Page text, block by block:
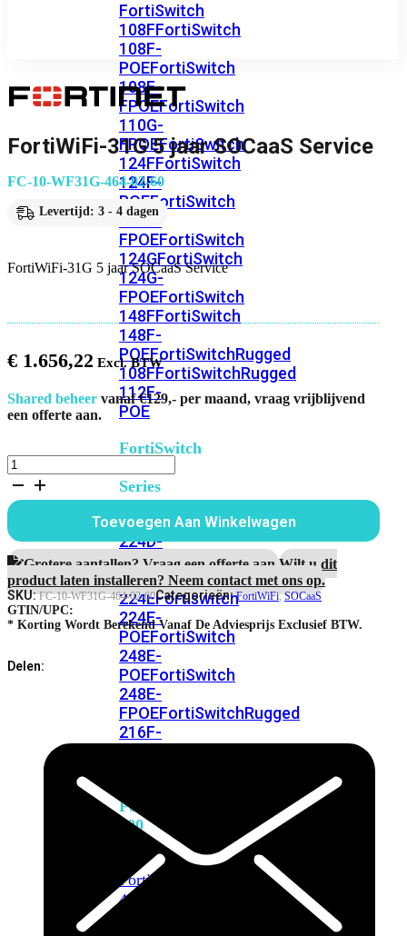
FortiSwitch
108FFortiSwitch
108F-
POEFortiSwitch
108F-
FPOEFortiSwitch
110G-
FPOEFortiSwitch
124FFortiSwitch
124F-
POEFortiSwitch
124F-
FPOEFortiSwitch
124GFortiSwitch
124G-
FPOEFortiSwitch
148FFortiSwitch
148F-
POEFortiSwitchRugged
108FFortiSwitchRugged
112F-
POE
FortiSwitch
Series
FortiSwitch
224D-
FPOEFortiSwitch
248DFortiSwitch
224EFortiswitch
224E-
POEFortiSwitch
248E-
POEFortiSwitch
248E-
FPOEFortiSwitchRugged
216F-
FortiSwitch
400
Series
FortiSwitch
424E
FortiWiFi-31G 5 jaar SOCaaS Service
FC-10-WF31G-464-02-60
Levertijd: 3 - 4 dagen
FortiWiFi-31G 5 jaar SOCaaS Service
€ 1.656,22
Shared beheer vanaf €129,- per maand, vraag vrijblijvend
een offerte aan.
FortiWiFi-
31G
jaar
SOCaaS
Service
aantal
Toevoegen Aan Winkelwagen
Grotere aantallen? Vraag een offerte aan.Wilt u dit
product laten installeren? Neem contact met ons op.
SKU:FC-10-WF31G-464-02-60Categorieën:FortiWiFi,SOCaaS
GTIN/UPC:
* Korting Wordt Berekend Vanaf De Adviesprijs Exclusief BTW.
Delen: